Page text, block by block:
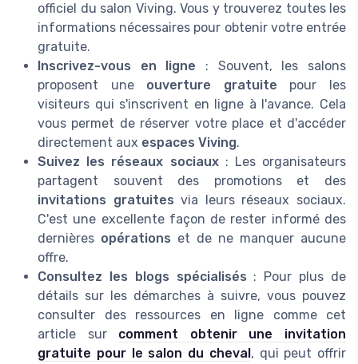
officiel du salon Viving. Vous y trouverez toutes les
informations nécessaires pour obtenir votre entrée
gratuite.
Inscrivez-vous en ligne : Souvent, les salons
proposent une ouverture gratuite pour les
visiteurs qui s'inscrivent en ligne à l'avance. Cela
vous permet de réserver votre place et d'accéder
directement aux espaces Viving.
Suivez les réseaux sociaux: Les organisateurs
partagent souvent des promotions et des
invitations gratuites via leurs réseaux sociaux.
C'est une excellente façon de rester informé des
dernières opérations et de ne manquer aucune
offre.
Consultez les blogs spécialisés : Pour plus de
détails sur les démarches à suivre, vous pouvez
consulter des ressources en ligne comme cet
article sur comment obtenir une invitation
gratuite pour le salon du cheval , qui peut offrir